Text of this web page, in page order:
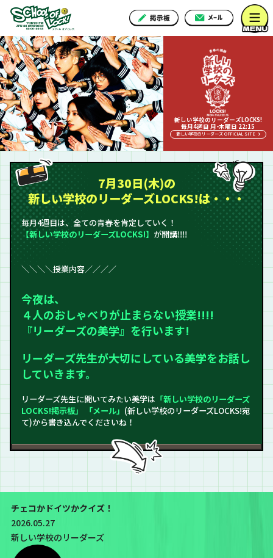
新しい学校のリーダーズLOCKS!
毎月4週目 月-木曜日 22:15
新しい学校のリーダーズ OFFICIAL SITE
7月30日(木)の
新しい学校のリーダーズLOCKS!は・・・
毎月4週目は、全ての青春を肯定していく！
【新しい学校のリーダーズLOCKS!】 が開講‼︎‼︎
＼＼＼＼授業内容／／／／
今夜は、
４人のおしゃべりが止まらない授業!!!!
『リーダーズの美学』を行います!
リーダーズ先生が大切にしている美学をお話し
していきます。
リーダーズ先生に聞いてみたい美学は 「新しい学校のリーダーズ
LOCKS!掲示板」
「メール」 (新しい学校のリーダーズLOCKS!宛
て)から書き込んでくださいね！
チェコかドイツかクイズ！
2026.05.27
新しい学校のリーダーズ